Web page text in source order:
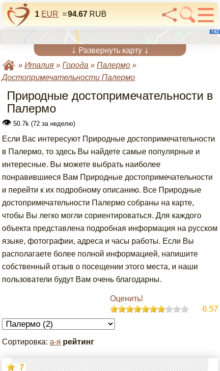
1 EUR =94.67 RUB
↓ Развернуть карту ↓
»Италия »Города »Палермо »
Достопримечательности Палермо
Природные достопримечательности в
Палермо
👁 50.7k (72 за неделю)
Если Вас интересуют Природные достопримечательности
в Палермо, то здесь Вы найдете самые популярные и
интересные. Вы можете выбрать наиболее
понравившиеся Вам Природные достопримечательности
и перейти к их подробному описанию. Все Природные
достопримечательности Палермо собраны на карте,
чтобы Вы легко могли сориентироваться. Для каждого
объекта представлена подробная информация на русском
языке, фотографии, адреса и часы работы. Если Вы
располагаете более полной информацией, напишите
собственный отзыв о посещении этого места, и наши
пользователи будут Вам очень благодарны.
Оценить!
6.57
Сортировка:а-я рейтинг
7